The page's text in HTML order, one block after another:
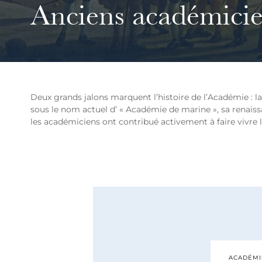
Anciens
Deux grands jalons marquent l’histoire de l’Académie :
sous le nom actuel d’ « Académie de marine », sa
les académiciens ont contribué activement à faire vivre